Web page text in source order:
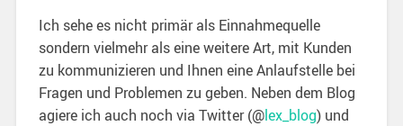
Ich sehe es nicht primär als Einnahmequelle
sondern vielmehr als eine weitere Art, mit Kunden
zu kommunizieren und Ihnen eine Anlaufstelle bei
Fragen und Problemen zu geben. Neben dem Blog
agiere ich auch noch via Twitter (@lex_blog) und